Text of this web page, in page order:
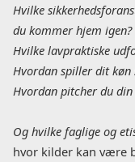
Hvilke
du kommer hjem igen?
Hvilke lavpraktiske
Hvordan spiller dit
Hvordan pitcher du
Og hvilke faglige og
hvor kilder kan være